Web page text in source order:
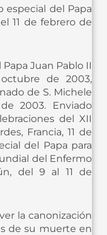
especial del Papa
11 de febrero de
Juan Pablo II
de 2003,
de S. Michele
2003. Enviado
del XII
Francia, 11 de
del Papa para
del Enfermo
del 9 al 11 de
la canonización
de su muerte en